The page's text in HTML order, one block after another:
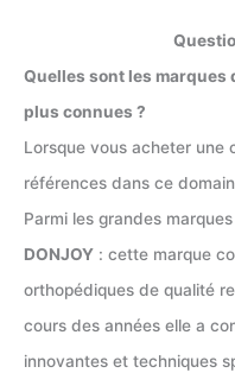
Quelles sont les marques
plus connues ?
Lorsque vous acheter une
références dans ce
Parmi les grandes
DONJOY : cette marque
orthopédiques de qualité
cours des années elle a
innovantes et techniques